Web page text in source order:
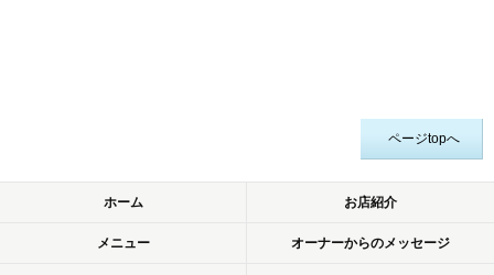
ページtopへ
ホーム お店紹介
メニュー オーナーからのメッセージ